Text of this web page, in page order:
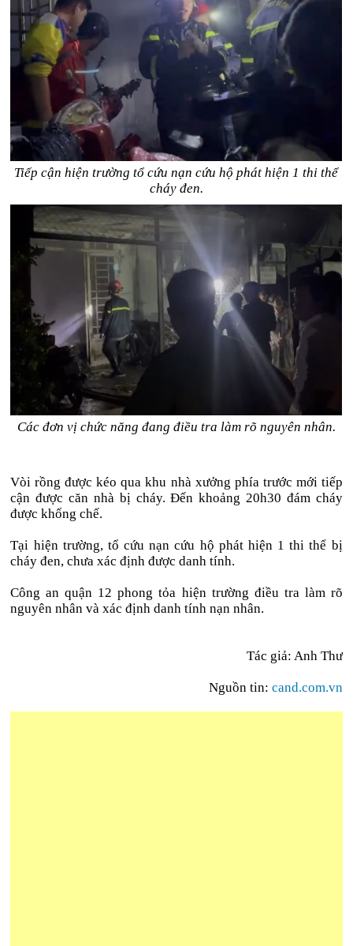
Tiếp cận hiện trường tổ cứu nạn cứu hộ phát hiện 1 thi thể
cháy đen.
Các đơn vị chức năng đang điều tra làm rõ nguyên nhân.
Vòi rồng được kéo qua khu nhà xưởng phía trước mới tiếp
cận được căn nhà bị cháy. Đến khoảng 20h30 đám cháy
được khống chế.
Tại hiện trường, tổ cứu nạn cứu hộ phát hiện 1 thi thể bị
cháy đen, chưa xác định được danh tính.
Công an quận 12 phong tỏa hiện trường điều tra làm rõ
nguyên nhân và xác định danh tính nạn nhân.
Tác giả: Anh Thư
Nguồn tin: cand.com.vn